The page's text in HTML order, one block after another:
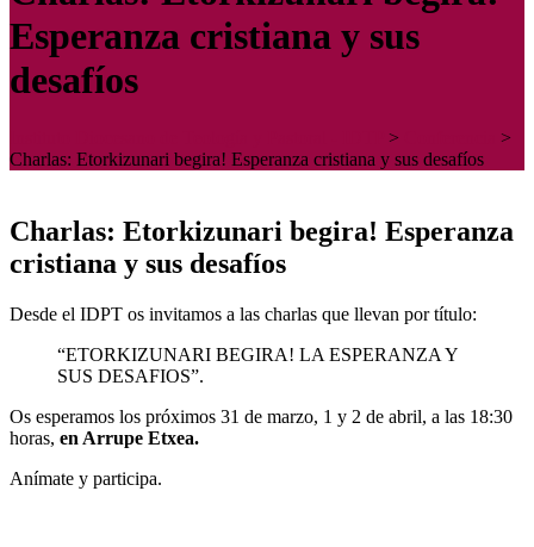
Esperanza cristiana y sus
desafíos
>
>
Charlas: Etorkizunari begira! Esperanza cristiana y sus desafíos
Charlas: Etorkizunari begira! Esperanza
cristiana y sus desafíos
Desde el IDPT os invitamos a las charlas que llevan por título:
“ETORKIZUNARI BEGIRA! LA ESPERANZA Y
SUS DESAFIOS”.
Os esperamos los próximos 31 de marzo, 1 y 2 de abril, a las 18:30
horas, en Arrupe Etxea.
Anímate y participa.